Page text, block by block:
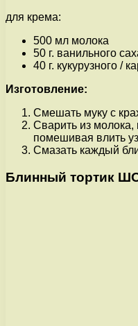
для крема:
500 мл молока
50 г. ванильного
40 г. кукурузного /
Изготовление:
Смешать муку с
Сварить из молока,
помешивая влить
Смазать каждый
Блинный тортик